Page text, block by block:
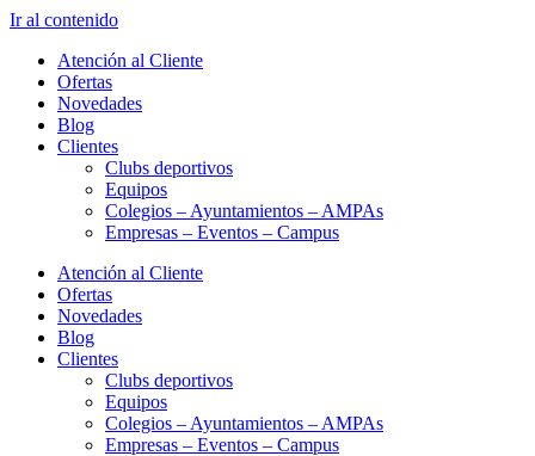
Ir al contenido
Atención al Cliente
Ofertas
Novedades
Blog
Clientes
Clubs deportivos
Equipos
Colegios – Ayuntamientos – AMPAs
Empresas – Eventos – Campus
Atención al Cliente
Ofertas
Novedades
Blog
Clientes
Clubs deportivos
Equipos
Colegios – Ayuntamientos – AMPAs
Empresas – Eventos – Campus